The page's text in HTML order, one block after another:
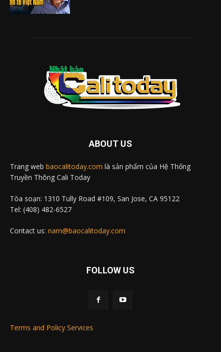
ABOUT US
Trang web baocalitoday.com là sản phẩm của Hệ Thống
Truyền Thông Cali Today
Tòa soạn: 1310 Tully Road #109, San Jose, CA 95122
Tel: (408) 482-6527
Contact us: nam@baocalitoday.com
FOLLOW US
Terms and Policy Services